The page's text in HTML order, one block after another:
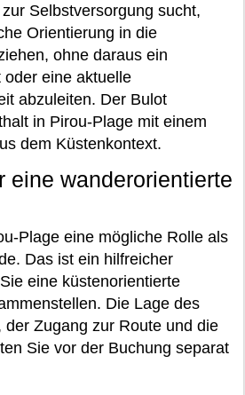
Selbstversorgung sucht,
Orientierung in die
ohne daraus ein
oder eine aktuelle
abzuleiten. Der Bulot
in Pirou-Plage mit einem
dem Küstenkontext.
eine wanderorientierte
Plage eine mögliche Rolle als
Das ist ein hilfreicher
eine küstenorientierte
Die Lage des
der Zugang zur Route und die
Sie vor der Buchung separat